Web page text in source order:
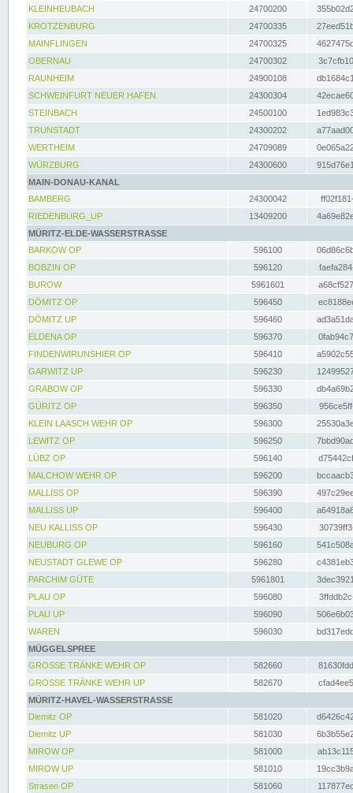
KLEINHEUBACH 24700200
KROTZENBURG
24700335
MAINFLINGEN
24700325
OBERNAU
24700302
RAUNHEIM
24900108
SCHWEINFURT NEUER HAFEN
24300304
STEINBACH
24500100
TRUNSTADT
24300202
WERTHEIM
24709089
WÜRZBURG
24300600
MAIN-DONAU-KANAL
BAMBERG
24300042
RIEDENBURG_UP
13409200
MÜRITZ-ELDE-WASSERSTRASSE
BARKOW OP
596100
BOBZIN OP
596120
BUROW
5961601
DÖMITZ OP
596450
DÖMITZ UP
596460
ELDENA OP
596370
FINDENWIRUNSHIER OP
596410
GARWITZ UP
596230
GRABOW OP
596330
GÜRITZ OP
596350
KLEIN LAASCH WEHR OP
596300
LEWITZ OP
596250
LÜBZ OP
596140
MALCHOW WEHR OP
596200
MALLISS OP
596390
MALLISS UP
596400
NEU KALLISS OP
596430
NEUBURG OP
596160
NEUSTADT GLEWE OP
596280
PARCHIM GÜTE
5961801
PLAU OP
596080
PLAU UP
596090
WAREN
596030
MÜGGELSPREE
GROSSE TRÄNKE WEHR OP
582660
GROSSE TRÄNKE WEHR UP
582670
MÜRITZ-HAVEL-WASSERSTRASSE
Diemitz OP
581020
Diemitz UP
581030
MIROW OP
581000
MIROW UP
581010
Strasen OP
581060